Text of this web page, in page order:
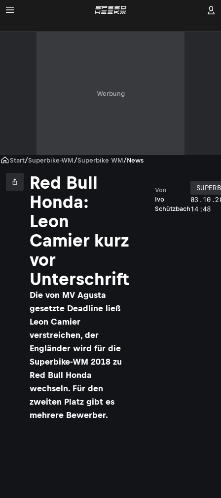
Werbung
Start/Superbike-WM /Superbike WM/News
Red Bull
Honda:
Leon
Camier kurz
vor
Unterschrift
Die von MV Agusta
gesetzte Deadline ließ
Leon Camier
verstreichen, der
Engländer wird für die
Superbike-WM 2018 zu
Red Bull Honda
wechseln. Für den
zweiten Platz gibt es
mehrere Bewerber.
Ivo
Schützbach
Von
14:48